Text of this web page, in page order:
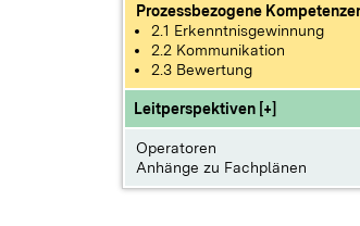
Prozessbezogene
2.1 Erkenntnisgewinnung
2.2 Kommunikation
2.3 Bewertung
Leitperspektiven [+]
Operatoren
Anhänge zu Fachplänen